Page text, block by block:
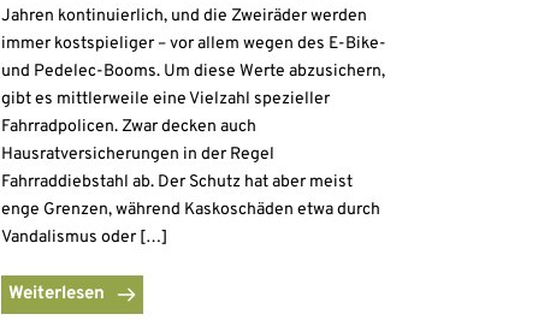
Jahren kontinuierlich, und die Zweiräder werden
immer kostspieliger – vor allem wegen des E-Bike-
und Pedelec-Booms. Um diese Werte abzusichern,
gibt es mittlerweile eine Vielzahl spezieller
Fahrradpolicen. Zwar decken auch
Hausratversicherungen in der Regel
Fahrraddiebstahl ab. Der Schutz hat aber meist
enge Grenzen, während Kaskoschäden etwa durch
Vandalismus oder […]
Weiterlesen